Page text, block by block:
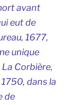
avant
eut de
1677,
unique
Corbière,
dans la
de